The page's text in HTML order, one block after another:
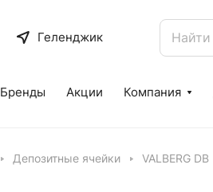
Геленджик
Бренды Акции Компания
Депозитные ячейки VALBERG DB